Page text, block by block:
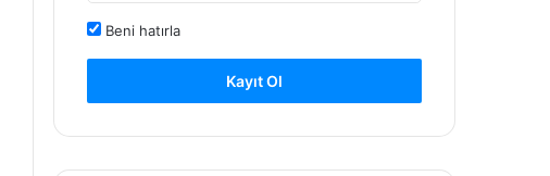
Beni hatırla
Kayıt Ol